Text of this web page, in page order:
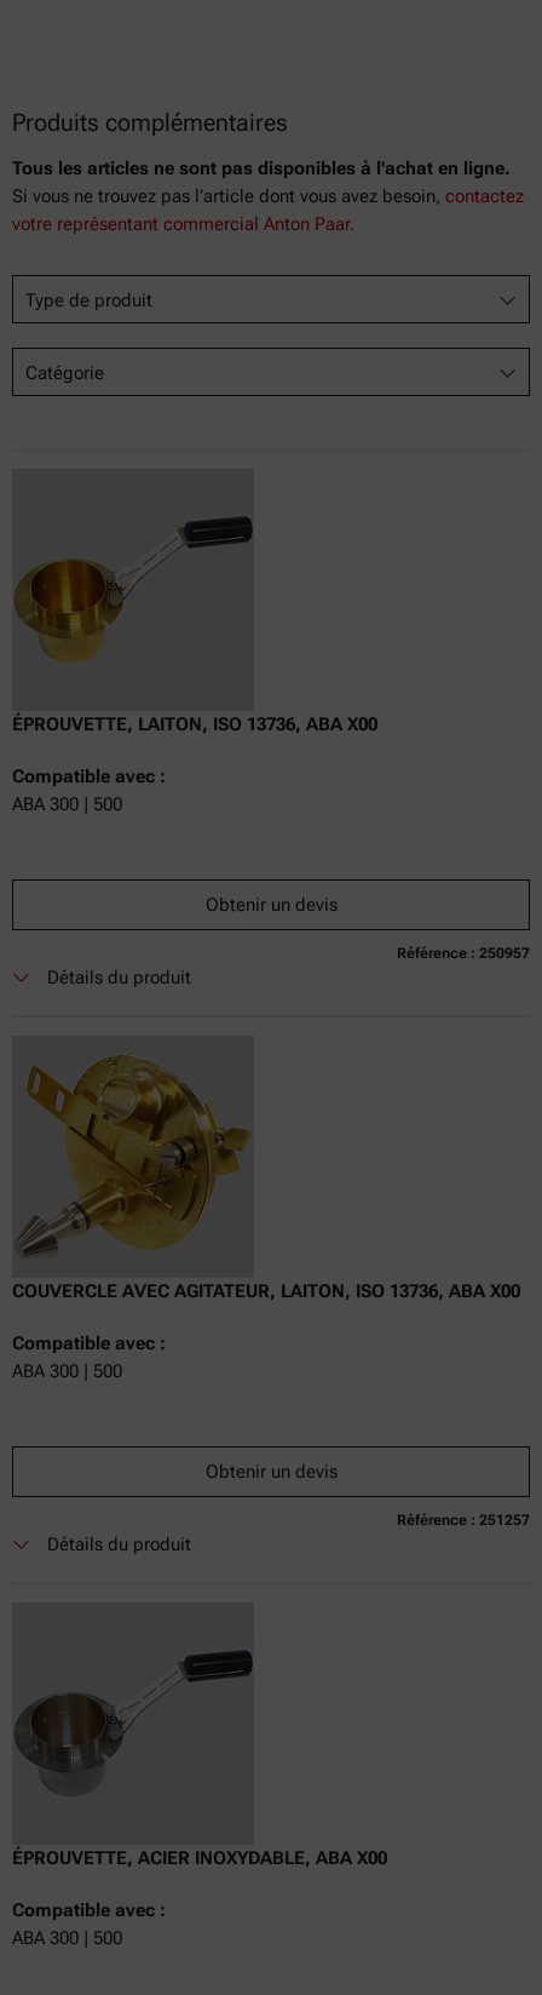
Produits complémentaires
Tous les articles ne sont pas disponibles à l'achat en ligne.
Si vous ne trouvez pas l’article dont vous avez besoin, contactez
votre représentant commercial Anton Paar.
Type de produit
Catégorie
ÉPROUVETTE, LAITON, ISO 13736, ABA X00
Compatible avec :
ABA 300 | 500
Obtenir un devis
Référence : 250957
Détails du produit
COUVERCLE AVEC AGITATEUR, LAITON, ISO 13736, ABA X00
Compatible avec :
ABA 300 | 500
Obtenir un devis
Référence : 251257
Détails du produit
ÉPROUVETTE, ACIER INOXYDABLE, ABA X00
Compatible avec :
ABA 300 | 500